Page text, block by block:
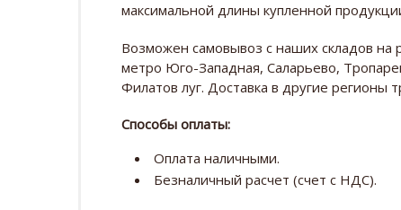
максимальной длины купленной
Возможен самовывоз с наших складов на
метро Юго-Западная, Саларьево,
Филатов луг. Доставка в другие регионы
Способы оплаты:
Оплата наличными.
Безналичный расчет (счет с НДС).